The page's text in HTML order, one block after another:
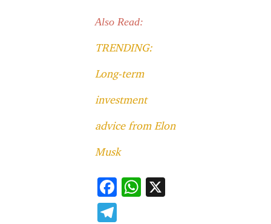
Also Read:
TRENDING:
Long-term
investment
advice from Elon
Musk
F
W